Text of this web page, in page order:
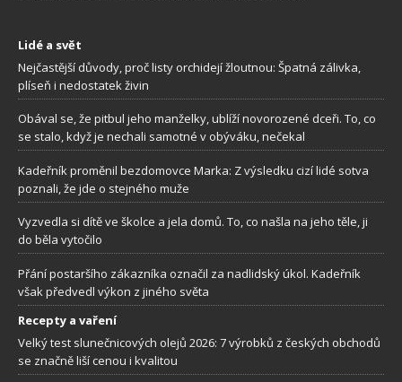
Lidé a svět
Nejčastější důvody, proč listy orchidejí žloutnou: Špatná zálivka,
plíseň i nedostatek živin
Obával se, že pitbul jeho manželky, ublíží novorozené dceři. To, co
se stalo, když je nechali samotné v obýváku, nečekal
Kadeřník proměnil bezdomovce Marka: Z výsledku cizí lidé sotva
poznali, že jde o stejného muže
Vyzvedla si dítě ve školce a jela domů. To, co našla na jeho těle, ji
do běla vytočilo
Přání postaršího zákazníka označil za nadlidský úkol. Kadeřník
však předvedl výkon z jiného světa
Recepty a vaření
Velký test slunečnicových olejů 2026: 7 výrobků z českých obchodů
se značně liší cenou i kvalitou